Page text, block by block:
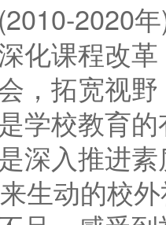
(2010-2020年
化课程改
，拓宽视
学校教育
深入推进
生动的校